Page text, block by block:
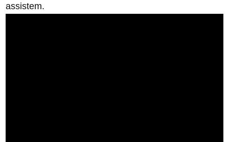
assistem.